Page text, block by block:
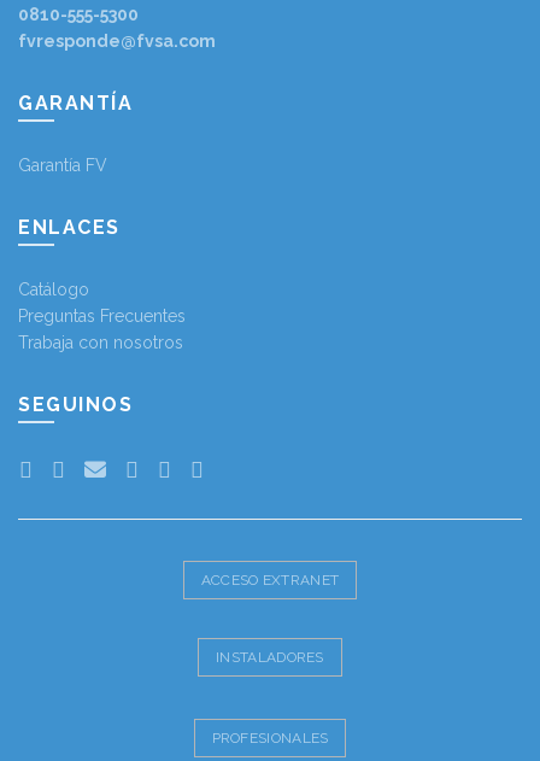
0810-555-5300
fvresponde@fvsa.com
GARANTÍA
Garantía FV
ENLACES
Catálogo
Preguntas Frecuentes
Trabaja con nosotros
SEGUINOS
ACCESO EXTRANET
INSTALADORES
PROFESIONALES